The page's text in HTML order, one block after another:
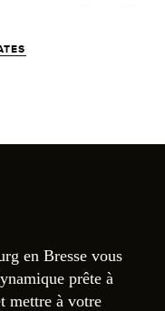
en Bresse vous
prête à
mettre à votre